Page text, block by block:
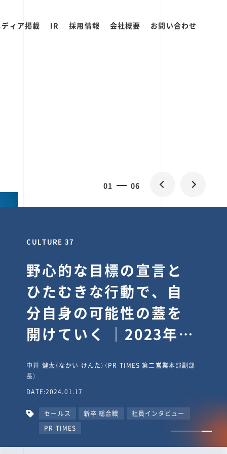
ィア掲載 IR 採用情報 会社概要 お問い合わせ
0 06
CULTURE 30
逆境では自分のスタン
スを変え“予想を裏切
り、期待を超える”【真
輔塾・前編】
山田真輔（やまだ しんすけ）（執行役員 兼 Jooto事業部
長）
DATE:2023.09.08
カルチャー CxO キャリア入社 Jooto